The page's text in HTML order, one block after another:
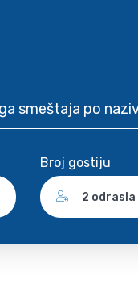
smeštaja po
Broj gostiju
2 odrasla